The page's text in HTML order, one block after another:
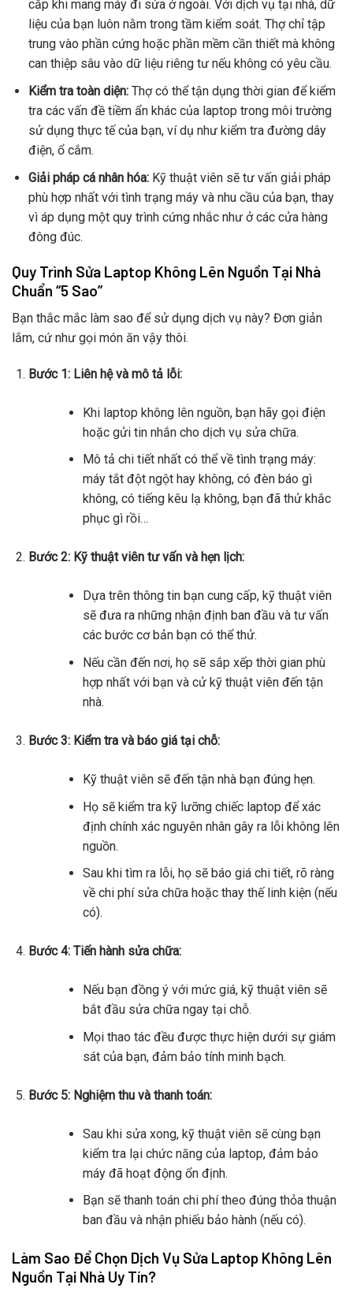
cắp khi mang máy đi sửa ở ngoài. Với dịch vụ tại nhà, dữ
liệu của bạn luôn nằm trong tầm kiểm soát. Thợ chỉ tập
trung vào phần cứng hoặc phần mềm cần thiết mà không
can thiệp sâu vào dữ liệu riêng tư nếu không có yêu cầu.
Kiểm tra toàn diện:Thợ có thể tận dụng thời gian để kiểm
tra các vấn đề tiềm ẩn khác của laptop trong môi trường
sử dụng thực tế của bạn, ví dụ như kiểm tra đường dây
điện, ổ cắm.
Giải pháp cá nhân hóa:Kỹ thuật viên sẽ tư vấn giải pháp
phù hợp nhất với tình trạng máy và nhu cầu của bạn, thay
vì áp dụng một quy trình cứng nhắc như ở các cửa hàng
đông đúc.
Quy Trình Sửa Laptop Không Lên Nguồn Tại Nhà
Chuẩn “5 Sao”
Bạn thắc mắc làm sao để sử dụng dịch vụ này? Đơn giản
lắm, cứ như gọi món ăn vậy thôi.
Bước 1: Liên hệ và mô tả lỗi:
Khi laptop không lên nguồn, bạn hãy gọi điện
hoặc gửi tin nhắn cho dịch vụ sửa chữa.
Mô tả chi tiết nhất có thể về tình trạng máy:
máy tắt đột ngột hay không, có đèn báo gì
không, có tiếng kêu lạ không, bạn đã thử khắc
phục gì rồi…
Bước 2: Kỹ thuật viên tư vấn và hẹn lịch:
Dựa trên thông tin bạn cung cấp, kỹ thuật viên
sẽ đưa ra những nhận định ban đầu và tư vấn
các bước cơ bản bạn có thể thử.
Nếu cần đến nơi, họ sẽ sắp xếp thời gian phù
hợp nhất với bạn và cử kỹ thuật viên đến tận
nhà.
Bước 3: Kiểm tra và báo giá tại chỗ:
Kỹ thuật viên sẽ đến tận nhà bạn đúng hẹn.
Họ sẽ kiểm tra kỹ lưỡng chiếc laptop để xác
định chính xác nguyên nhân gây ra lỗi không lên
nguồn.
Sau khi tìm ra lỗi, họ sẽ báo giá chi tiết, rõ ràng
về chi phí sửa chữa hoặc thay thế linh kiện (nếu
có).
Bước 4: Tiến hành sửa chữa:
Nếu bạn đồng ý với mức giá, kỹ thuật viên sẽ
bắt đầu sửa chữa ngay tại chỗ.
Mọi thao tác đều được thực hiện dưới sự giám
sát của bạn, đảm bảo tính minh bạch.
Bước 5: Nghiệm thu và thanh toán:
Sau khi sửa xong, kỹ thuật viên sẽ cùng bạn
kiểm tra lại chức năng của laptop, đảm bảo
máy đã hoạt động ổn định.
Bạn sẽ thanh toán chi phí theo đúng thỏa thuận
ban đầu và nhận phiếu bảo hành (nếu có).
Làm Sao Để Chọn Dịch Vụ Sửa Laptop Không Lên
Nguồn Tại Nhà Uy Tín?